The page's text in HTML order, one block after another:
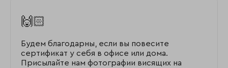
🙌🏻
Будем благодарны, если вы повесите
сертификат у себя в офисе или дома.
Присылайте нам фотографии висящих на